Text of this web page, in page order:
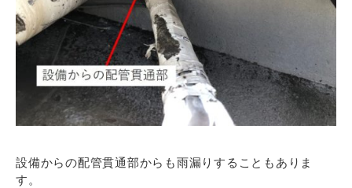
設備からの配管貫通部からも雨漏りすることもありま
す。